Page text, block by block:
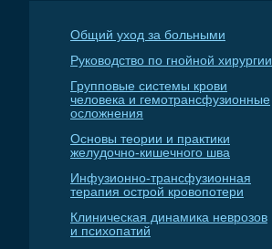
Общий уход за больными
Руководство по гнойной хирургии
Групповые системы крови
человека и гемотрансфузионные
осложнения
Основы теории и практики
желудочно-кишечного шва
Инфузионно-трансфузионная
терапия острой кровопотери
Клиническая динамика неврозов
и психопатий